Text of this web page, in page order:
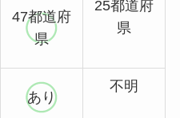
47都道府
県
25都道府
県
あり
不明